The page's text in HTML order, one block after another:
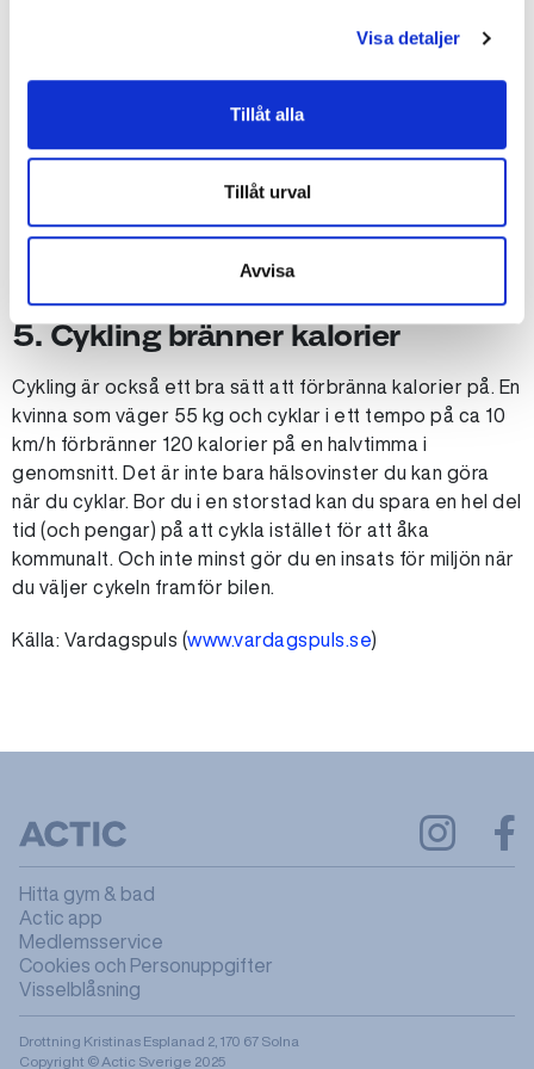
Visa detaljer
Tillåt alla
Tillåt urval
Avvisa
4. Cykling är bra för knän och
Cykling är en motionsform som är väldigt skonsam mot
efter din längd.
5. Cykling bränner kalorier
Cykling är också ett bra sätt att förbränna kalorier på. En
kvinna som väger 55 kg och cyklar i ett tempo på ca 10
km/h förbränner 120 kalorier på en halvtimma i
genomsnitt. Det är inte bara hälsovinster du kan göra
när du cyklar. Bor du i en storstad kan du spara en hel del
tid (och pengar) på att cykla istället för att åka
kommunalt. Och inte minst gör du en insats för miljön när
du väljer cykeln framför bilen.
Källa: Vardagspuls (www.vardagspuls.se)
Hitta gym & bad
Actic app
Medlemsservice
Cookies och Personuppgifter
Visselblåsning
Drottning Kristinas Esplanad 2, 170 67 Solna
Copyright © Actic Sverige 2025